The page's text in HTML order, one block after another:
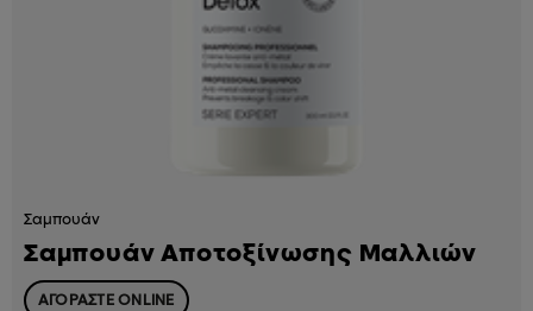
Σαμπουάν
Σαμπουάν Αποτοξίνωσης Μαλλιών
ΑΓΟΡΑΣΤΕ ONLINE